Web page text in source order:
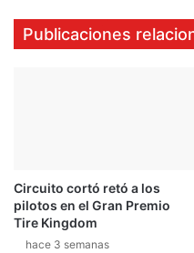
Publicaciones
Circuito cortó retó a los
pilotos en el Gran Premio
Tire Kingdom
hace 3 semanas